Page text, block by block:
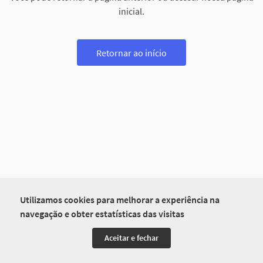
Utilizamos cookies para melhorar a experiência na
navegação e obter estatísticas das visitas
Aceitar e fechar
inicial.
Retornar ao início